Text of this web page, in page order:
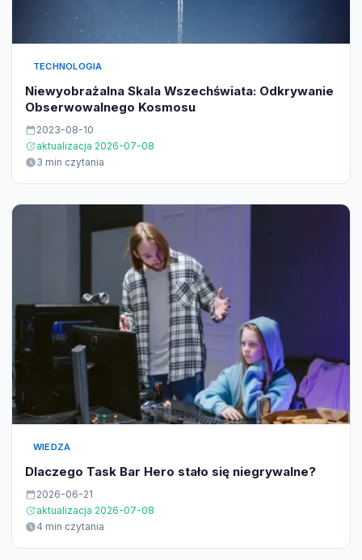
TECHNOLOGIA
Niewyobrażalna Skala Wszechświata: Odkrywanie
Obserwowalnego Kosmosu
2023-08-10
aktualizacja 2026-07-08
3 min czytania
WIEDZA
Dlaczego Task Bar Hero stało się niegrywalne?
2026-06-21
aktualizacja 2026-07-08
4 min czytania